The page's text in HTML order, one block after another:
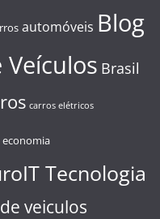
automóveis Blog
Brasil
carros elétricos
economia
Tecnologia
veiculos